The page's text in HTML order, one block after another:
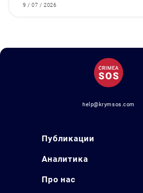
9 / 07 / 2026
help@krymsos.com
Публикации
Аналитика
Про нас